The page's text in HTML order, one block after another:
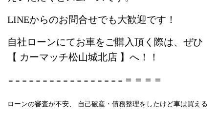
LINEからのお問合せでも大歓迎です！
自社ローンにてお車をご購入頂く際は、ぜひ
【 カーマッチ松山城北店 】へ！！
＝＝＝＝＝＝＝＝＝＝＝＝＝＝＝＝＝ ＝＝＝＝
ローンの審査が不安、 自己破産・債務整理をしたけど車は買える